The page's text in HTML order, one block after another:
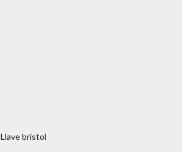
Llave bristol